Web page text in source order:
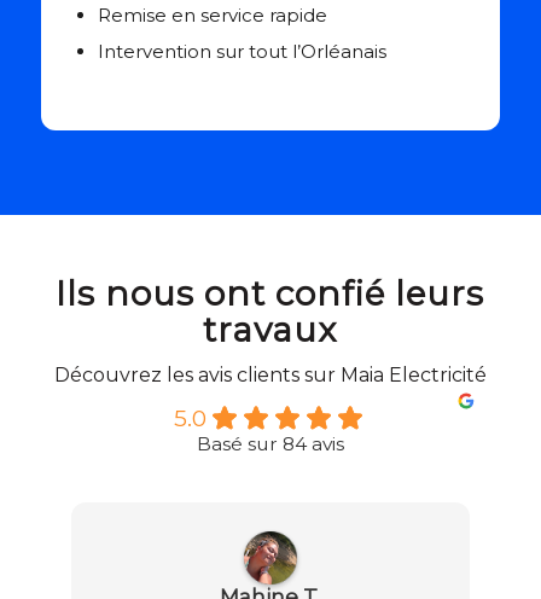
Remise en service rapide
Intervention sur tout l’Orléanais
Ils nous ont confié leurs
travaux
Découvrez les avis clients sur Maia Electricité
5.0
Basé sur 84 avis